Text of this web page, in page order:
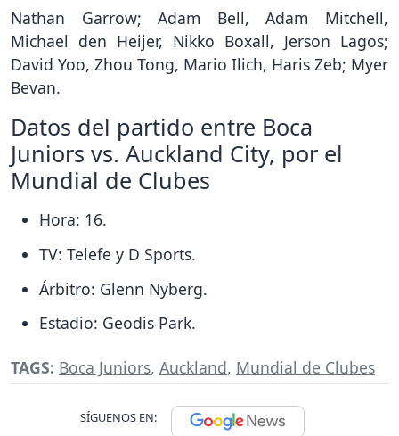
Nathan Garrow; Adam Bell, Adam Mitchell,
Michael den Heijer, Nikko Boxall, Jerson Lagos;
David Yoo, Zhou Tong, Mario Ilich, Haris Zeb; Myer
Bevan.
Datos del partido entre Boca
Juniors vs. Auckland City, por el
Mundial de Clubes
Hora: 16.
TV: Telefe y D Sports.
Árbitro: Glenn Nyberg.
Estadio: Geodis Park.
TAGS: Boca Juniors, Auckland, Mundial de Clubes
SÍGUENOS EN: